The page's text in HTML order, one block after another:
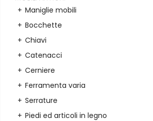
Maniglie mobili
Bocchette
Chiavi
Catenacci
Cerniere
Ferramenta varia
Serrature
Piedi ed articoli in legno